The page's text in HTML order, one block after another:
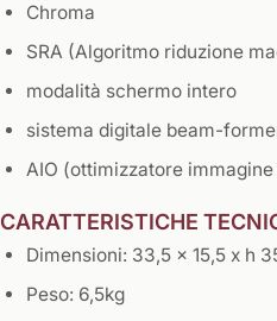
Chroma
SRA (Algoritmo riduzione
modalità schermo intero
sistema digitale beam-
AIO (ottimizzatore
CARATTERISTICHE
Dimensioni: 33,5 x 15,5 x h
Peso: 6,5kg